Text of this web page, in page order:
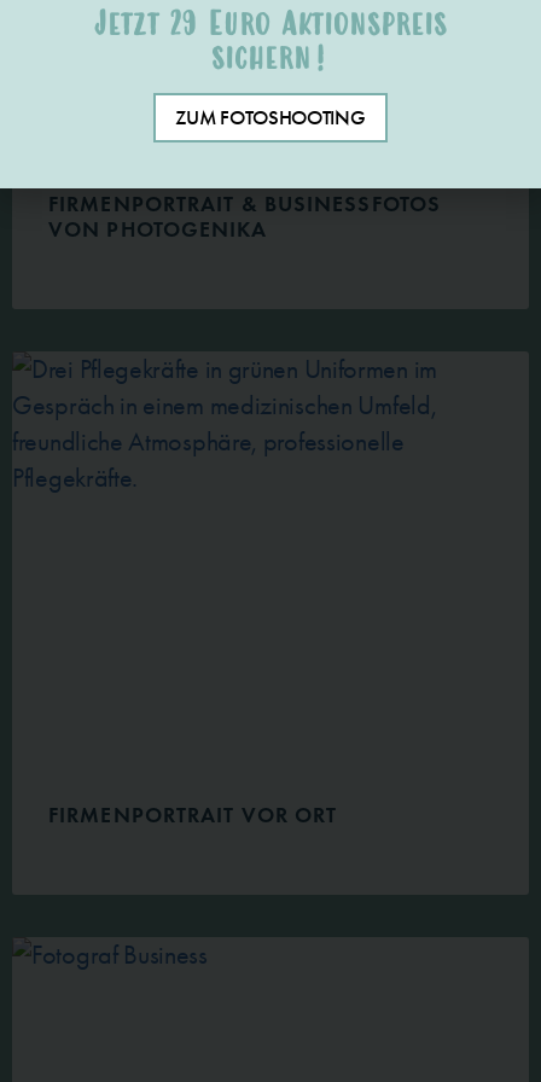
FIRMENPORTRAIT & BUSINESSFOTOS
VON PHOTOGENIKA
FIRMENPORTRAIT VOR ORT
Jetzt 29 Euro Aktionspreis
sichern!
ZUM FOTOSHOOTING